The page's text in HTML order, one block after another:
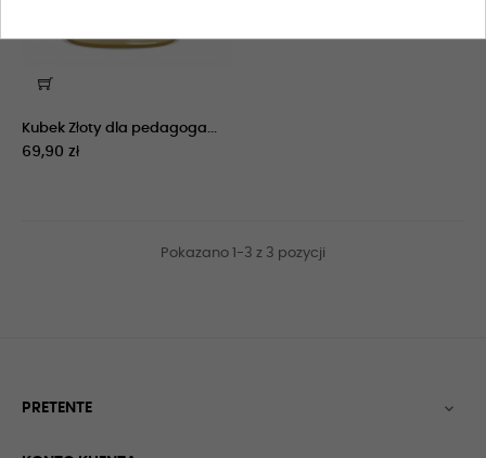
Kubek Złoty dla pedagoga...
69,90 zł
Pokazano 1-3 z 3 pozycji
PRETENTE 